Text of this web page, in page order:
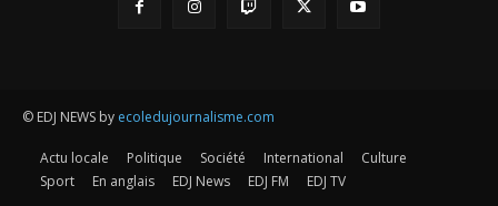
© EDJ NEWS by ecoledujournalisme.com
Actu locale Politique Société International
Culture
Sport
En anglais EDJ News EDJ FM EDJ TV